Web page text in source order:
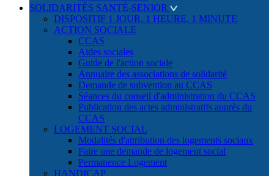
SOLIDARITÉS SANTÉ-SENIOR
DISPOSITIF 1 JOUR, 1 HEURE, 1 MINUTE
ACTION SOCIALE
CCAS
Aides sociales
Guide de l'action sociale
Annuaire des associations de solidarité
Demande de subvention au CCAS
Séances du conseil d'administration du CCAS
Publication des actes administratifs auprès du
CCAS
LOGEMENT SOCIAL
Modalités d'attribution des logements sociaux
Faire une demande de logement social
Permanence Logement
HANDICAP